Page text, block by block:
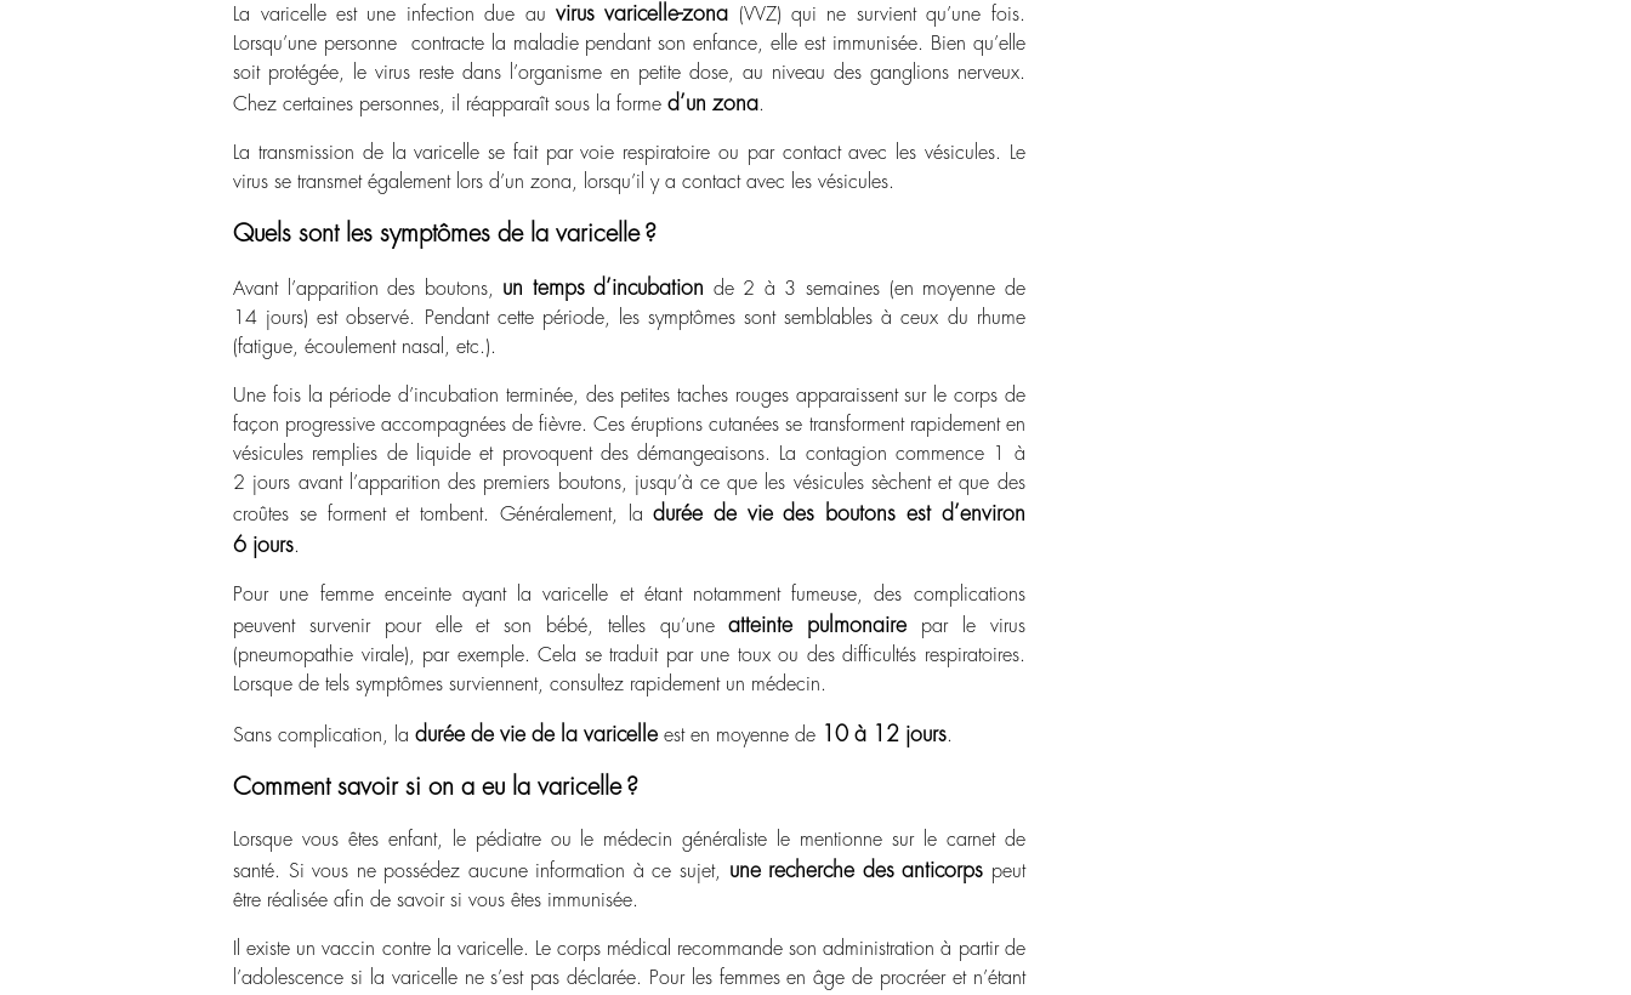
La varicelle est une infection due au virus varicelle-zona (VVZ) qui ne survient qu’une fois.
Lorsqu’une personne contracte la maladie pendant son enfance, elle est immunisée. Bien qu’elle
soit protégée, le virus reste dans l’organisme en petite dose, au niveau des ganglions nerveux.
Chez certaines personnes, il réapparaît sous la formed’un zona.
La transmission de la varicelle se fait par voie respiratoire ou par contact avec les vésicules. Le
virus se transmet également lors d’un zona, lorsqu’il y a contact avec les vésicules.
Quels sont les symptômes de la varicelle ?
Avant l’apparition des boutons, un temps d’incubation de 2 à 3 semaines (en moyenne de
14 jours) est observé. Pendant cette période, les symptômes sont semblables à ceux du rhume
(fatigue, écoulement nasal, etc.).
Une fois la période d’incubation terminée, des petites taches rouges apparaissent sur le corps de
façon progressive accompagnées de fièvre. Ces éruptions cutanées se transforment rapidement en
vésicules remplies de liquide et provoquent des démangeaisons. La contagion commence 1 à
2 jours avant l’apparition des premiers boutons, jusqu’à ce que les vésicules sèchent et que des
croûtes se forment et tombent. Généralement, ladurée de vie des boutons est d’environ
6 jours.
Pour une femme enceinte ayant la varicelle et étant notamment fumeuse, des complications
peuvent survenir pour elle et son bébé, telles qu’uneatteinte pulmonaire par le virus
(pneumopathie virale), par exemple. Cela se traduit par une toux ou des difficultés respiratoires.
Lorsque de tels symptômes surviennent, consultez rapidement un médecin.
Sans complication, ladurée de vie de la varicelle est en moyenne de 10 à 12 jours.
Comment savoir si on a eu la varicelle ?
Lorsque vous êtes enfant, le pédiatre ou le médecin généraliste le mentionne sur le carnet de
santé. Si vous ne possédez aucune information à ce sujet, une recherche des anticorps peut
être réalisée afin de savoir si vous êtes immunisée.
Il existe unvaccin contre la varicelle. Le corps médical recommande son administration à partir de
l’adolescence si la varicelle ne s’est pas déclarée. Pour les femmes en âge de procréer et n’étant